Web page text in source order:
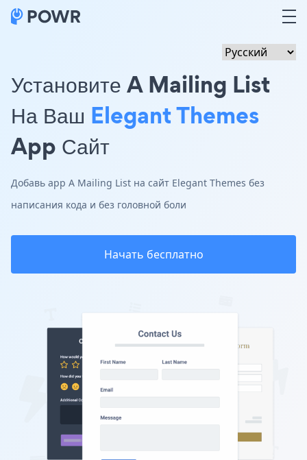
Установите A Mailing List
На Ваш Elegant Themes
App Сайт
Добавь app A Mailing List на сайт Elegant Themes без
написания кода и без головной боли
Начать бесплатно